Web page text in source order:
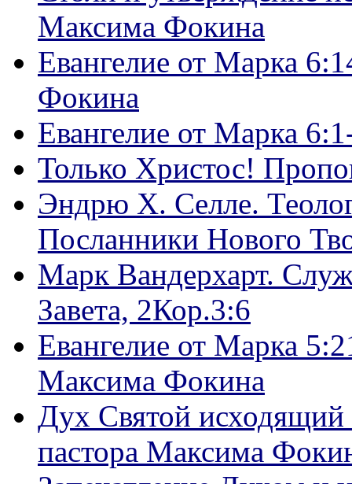
Максима Фокина
Евангелие от Марка
Фокина
Евангелие от Марка
Только Христос!
Эндрю Х. Селле.
Посланники Нового
Марк Вандерхарт.
Завета, 2Кор.3:6
Евангелие от Марка
Максима Фокина
Дух Святой
пастора Максима